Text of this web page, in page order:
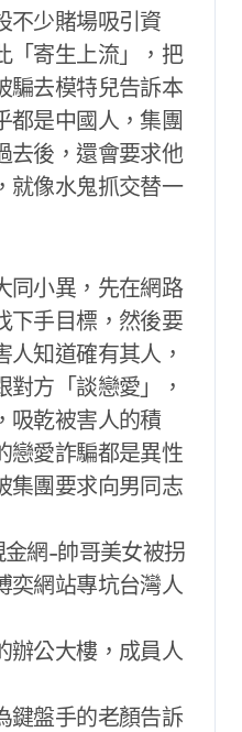
不少賭場吸引資
「寄生上流」，把
騙去模特兒告訴本
都是中國人，集團
去後，還會要求他
就像水鬼抓交替一
同小異，先在網路
下手目標，然後要
知道確有其人，
方「談戀愛」，
吸乾被害人的積
戀愛詐騙都是異性
集團要求向男同志
辦公大樓，成員人
鍵盤手的老顏告訴